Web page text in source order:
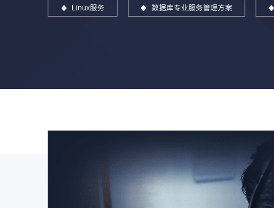
Linux服务 数据库专业服务管理方案